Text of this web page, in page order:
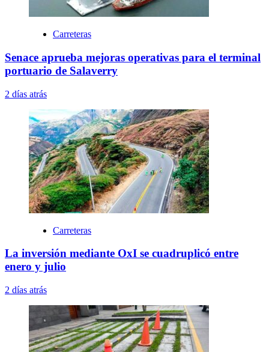
Carreteras
Senace aprueba mejoras operativas para el terminal
portuario de Salaverry
2 días atrás
Carreteras
La inversión mediante OxI se cuadruplicó entre
enero y julio
2 días atrás